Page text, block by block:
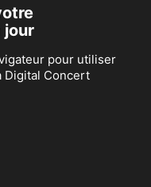
jour
pour utiliser
Digital Concert